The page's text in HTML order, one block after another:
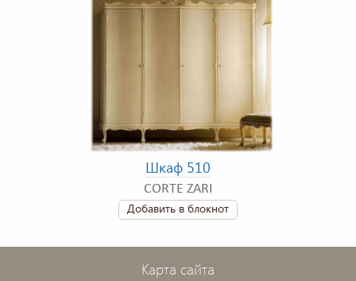
Шкаф 510
CORTE ZARI
Добавить в блокнот
Карта сайта